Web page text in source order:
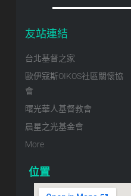
友站連結
台北基督之家
歐伊寇斯OIKOS社區關懷協
會
曙光華人基督教會
晨星之光基金會
More
位置